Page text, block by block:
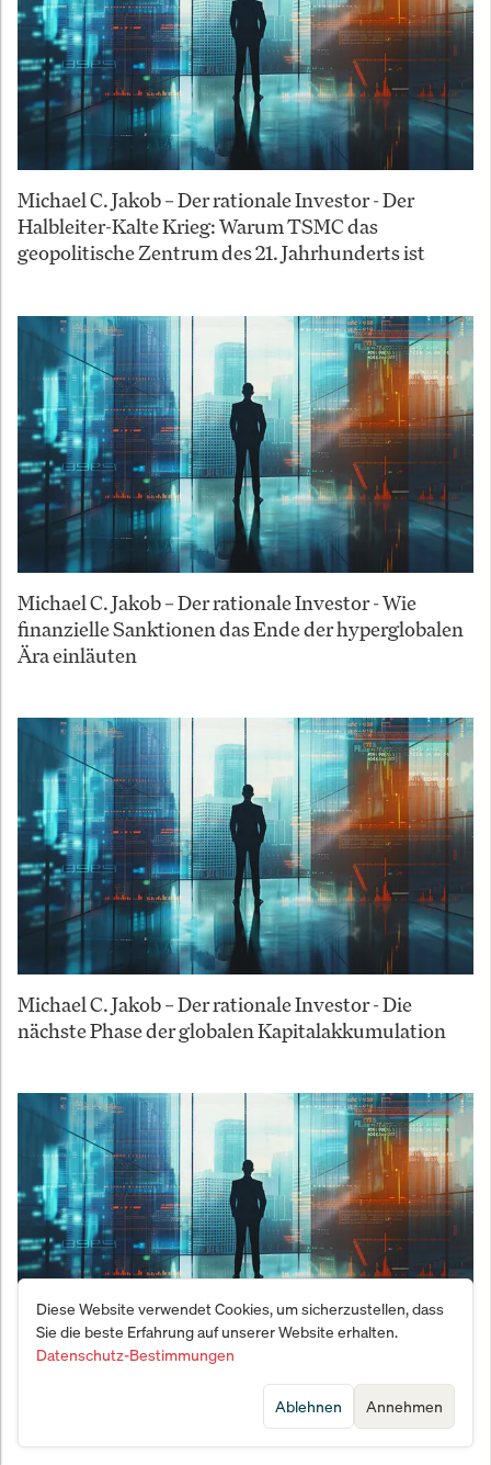
Michael C. Jakob – Der rationale Investor - Der
Halbleiter-Kalte Krieg: Warum TSMC das
geopolitische Zentrum des 21. Jahrhunderts ist
Michael C. Jakob – Der rationale Investor - Wie
finanzielle Sanktionen das Ende der hyperglobalen
Ära einläuten
Michael C. Jakob – Der rationale Investor - Die
nächste Phase der globalen Kapitalakkumulation
Michael C. Jakob – Der rationale Investor - Das neue
Diese Website verwendet Cookies, um sicherzustellen, dass
Sie die beste Erfahrung auf unserer Website erhalten.
Datenschutz-Bestimmungen
Annehmen
Ablehnen